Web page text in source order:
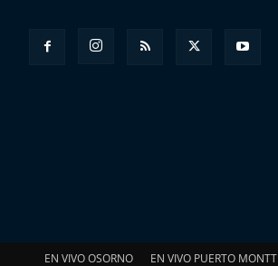
EN VIVO OSORNO EN VIVO PUERTO MONTT